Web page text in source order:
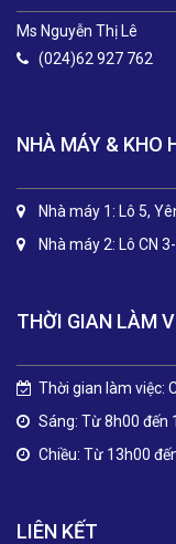
Ms Nguyễn Thị Lê
(024)62 927 762
NHÀ MÁY & KHO
Nhà máy 1: Lô 5,
Nhà máy 2: Lô CN
THỜI GIAN LÀM
Thời gian làm việc:
Sáng: Từ 8h00 đến
Chiều: Từ 13h00
LIÊN KẾT